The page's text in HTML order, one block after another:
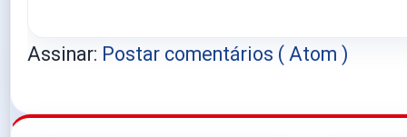
Assinar: Postar comentários ( Atom )